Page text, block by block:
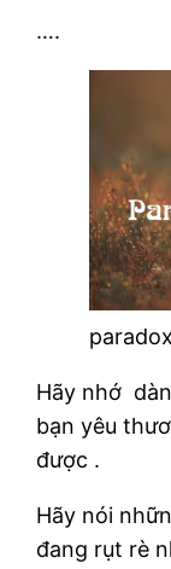
….
Hãy nhớ
bạn yêu
được .
Hãy nói
đang rụt rè